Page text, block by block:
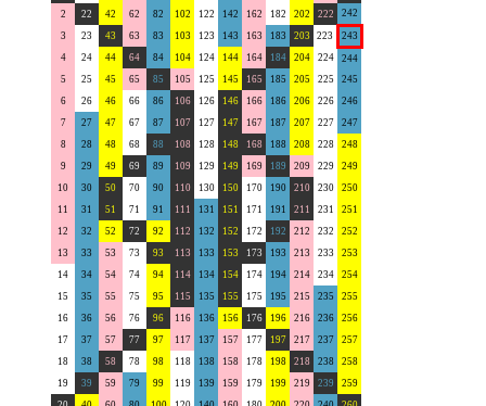
2
22 42 62 82 102 122 142 162 182 202 222 242
3 23 43 63 83 103 123 143 163 183 203 223
243
4
24 44 64 84 104 124 144 164 184 204 224
244
5
25 45 65 85 105 125 145 165 185 205 225
245
6
26 46 66 86 106 126 146 166 186 206 226
246
7
27 47 67 87 107 127 147 167 187 207 227
247
8
28 48 68 88 108 128 148 168 188 208 228
248
9
29 49 69 89 109 129 149 169 189 209 229
249
10
30 50 70 90 110 130 150 170 190 210 230
250
11
31 51 71 91 111 131 151 171 191 211 231
251
12
32 52 72 92 112 132 152 172 192 212 232
252
13
33 53 73 93 113 133 153 173 193 213 233
253
14
34 54 74 94 114 134 154 174 194 214 234
254
15
35 55 75 95 115 135 155 175 195 215 235
255
16
36 56 76 96 116 136 156 176 196 216 236
256
17
37 57 77 97 117 137 157 177 197 217 237
257
18
38 58 78 98 118 138 158 178 198 218 238
258
19
39 59 79 99 119 139 159 179 199 219 239
259